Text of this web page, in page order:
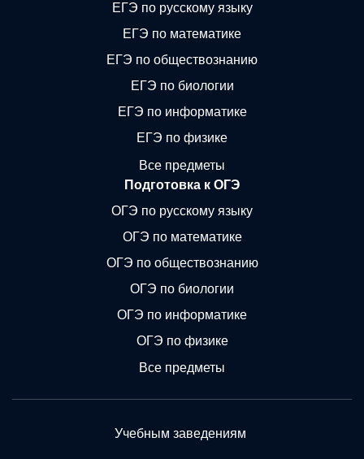
ЕГЭ по русскому языку
ЕГЭ по математике
ЕГЭ по обществознанию
ЕГЭ по биологии
ЕГЭ по информатике
ЕГЭ по физике
Все предметы
Подготовка к ОГЭ
ОГЭ по русскому языку
ОГЭ по математике
ОГЭ по обществознанию
ОГЭ по биологии
ОГЭ по информатике
ОГЭ по физике
Все предметы
Учебным заведениям